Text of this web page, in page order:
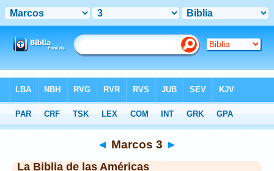
>LBLA > Marcos 3
◄ Marcos 3 ►
La Biblia de las Américas